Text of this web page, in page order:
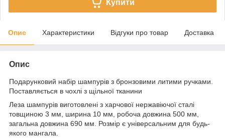
Купити
Опис Характеристики Відгуки про товар Доставка
Опис
Подарунковий набір шампурів з бронзовими литими ручками.
Поставляється в чохлі з щільної тканини
Леза шампурів виготовлені з харчової нержавіючої сталі
товщиною 3 мм, ширина 10 мм, робоча довжина 500 мм,
загальна довжина 690 мм. Розмір є універсальним для будь-
якого мангала.